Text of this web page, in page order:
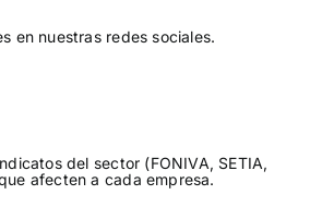
en nuestras redes sociales.
del sector (FONIVA, SETIA,
afecten a cada empresa.